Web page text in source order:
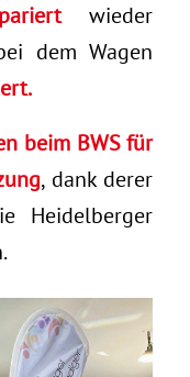
wieder
dem Wagen
beim BWS für
, dank derer
Heidelberger